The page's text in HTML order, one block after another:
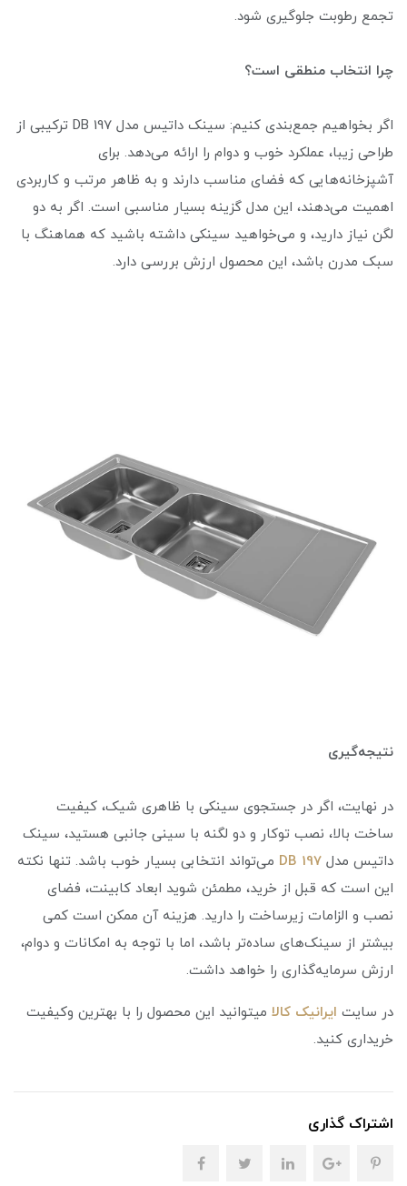
تجمع رطوبت جلوگیری شود.
چرا انتخاب منطقی است؟
اگر بخواهیم جمع‌بندی کنیم: سینک
داتیس مدل DB 197 ترکیبی از
طراحی زیبا، عملکرد خوب و دوام را ارائه می‌دهد. برای
آشپزخانه‌هایی که فضای مناسب دارند و به ظاهر مرتب و کاربردی
اهمیت می‌دهند، این مدل گزینه بسیار مناسبی است. اگر به دو
لگن نیاز دارید، و می‌خواهید سینکی داشته باشید که هماهنگ با
سبک مدرن باشد، این محصول ارزش بررسی دارد.
نتیجه‌گیری
در نهایت، اگر در جستجوی سینکی با ظاهری شیک، کیفیت
ساخت بالا، نصب توکار و دو لگنه با سینی جانبی هستید، سینک
داتیس مدل DB 197 می‌تواند انتخابی بسیار خوب باشد. تنها نکته
این است که قبل از خرید، مطمئن شوید ابعاد کابینت، فضای
نصب و الزامات زیرساخت را دارید. هزینه آن ممکن است کمی
بیشتر از سینک‌های ساده‌تر باشد، اما با توجه به امکانات و دوام،
ارزش سرمایه‌گذاری را خواهد داشت.
در سایت ایرانیک کالا میتوانید این محصول را با بهترین وکیفیت
خریداری کنید.
اشتراک گذاری